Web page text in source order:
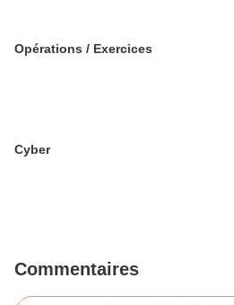
Opérations / Exercices
Cyber
Commentaires